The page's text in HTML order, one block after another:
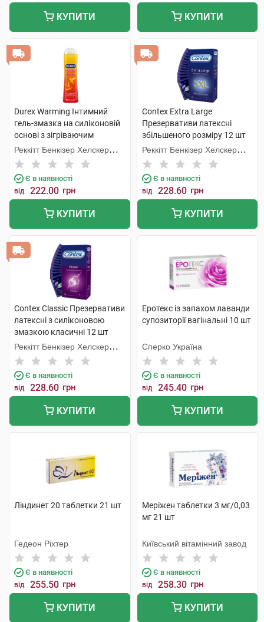
КУПИТИ КУПИТИ
Durex Warming Інтимний
гель-змазка на силіконовій
основі з зігріваючим
ефектом 50 мл 1 флакон
Реккітт Бенкізер Хелскер
Мануфектурінг
Є в наявності
від 222.00 грн
КУПИТИ
Contex Extra Large
Презервативи латексні
збільшеного розміру 12 шт
Реккітт Бенкізер Хелскер
Мануфектурінг
Є в наявності
від 228.60 грн
КУПИТИ
Contex Classic Презервативи
латексні з силіконовою
змазкою класичні 12 шт
Реккітт Бенкізер Хелскер
Мануфектурінг
Є в наявності
від 228.60 грн
КУПИТИ
Еротекс із запахом лаванди
супозиторії вагінальні 10 шт
Сперко Україна
Є в наявності
від 245.40 грн
КУПИТИ
Ліндинет 20 таблетки 21 шт
Гедеон Ріхтер
Є в наявності
від 255.50 грн
КУПИТИ
Меріжен таблетки 3 мг/0,03
мг 21 шт
Київський вітамінний завод
Є в наявності
від 258.30 грн
КУПИТИ